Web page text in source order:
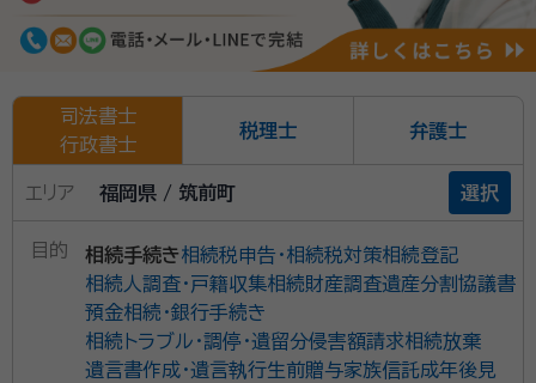
司法書士
行政書士
税理士 弁護士
エリア 福岡県 / 筑前町 選択
目的 相続手続き相続税申告・相続税対策相続登記
相続人調査・戸籍収集相続財産調査遺産分割協議書
預金相続・銀行手続き
相続トラブル・調停・遺留分侵害額請求相続放棄
遺言書作成・遺言執行生前贈与家族信託成年後見